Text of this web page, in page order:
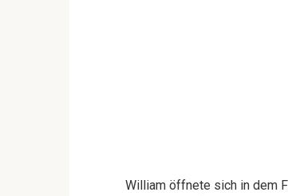
William öffnete sich in dem